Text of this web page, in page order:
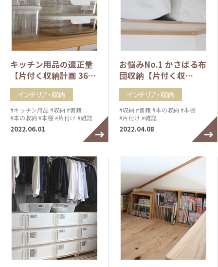
キッチン用品の適正量
【片付く収納計画 36…
インテリア・収納
#キッチン用品 #収納 #書籍
#本の収納 #本棚#片付け #雑誌
2022.06.01
お悩みNo.1 かさばる布
団収納【片付く収…
インテリア・収納
#収納 #書籍 #本の収納 #本棚
#片付け #雑誌
2022.04.08